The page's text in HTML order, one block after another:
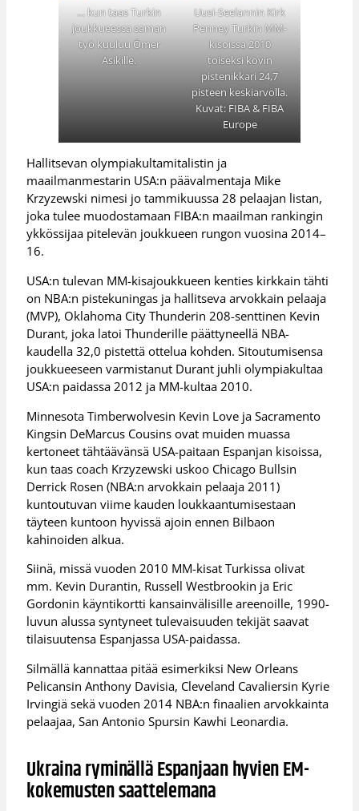
… kun taas Turkin
joukkueessa saman
työ kuuluu Ömer
Asikille.
Uusi-Seelannin Kirk
Penney Turkin MM-
kisoissa 2010
toiseksi kovin
pistenikkari 24,7
pisteen keskiarvolla.
Kuvat: FIBA & FIBA
Europe
Hallitsevan olympiakultamitalistin ja
maailmanmestarin USA:n päävalmentaja Mike
Krzyzewski nimesi jo tammikuussa 28 pelaajan listan,
joka tulee muodostamaan FIBA:n maailman rankingin
ykkössijaa pitelevän joukkueen rungon vuosina 2014–
16.
USA:n tulevan MM-kisajoukkueen kenties kirkkain tähti
on NBA:n pistekuningas ja hallitseva arvokkain pelaaja
(MVP), Oklahoma City Thunderin 208-senttinen Kevin
Durant, joka latoi Thunderille päättyneellä NBA-
kaudella 32,0 pistettä ottelua kohden. Sitoutumisensa
joukkueeseen varmistanut Durant juhli olympiakultaa
USA:n paidassa 2012 ja MM-kultaa 2010.
Minnesota Timberwolvesin Kevin Love ja Sacramento
Kingsin DeMarcus Cousins ovat muiden muassa
kertoneet tähtäävänsä USA-paitaan Espanjan kisoissa,
kun taas coach Krzyzewski uskoo Chicago Bullsin
Derrick Rosen (NBA:n arvokkain pelaaja 2011)
kuntoutuvan viime kauden loukkaantumisestaan
täyteen kuntoon hyvissä ajoin ennen Bilbaon
kahinoiden alkua.
Siinä, missä vuoden 2010 MM-kisat Turkissa olivat
mm. Kevin Durantin, Russell Westbrookin ja Eric
Gordonin käyntikortti kansainvälisille areenoille, 1990-
luvun alussa syntyneet tulevaisuuden tekijät saavat
tilaisuutensa Espanjassa USA-paidassa.
Silmällä kannattaa pitää esimerkiksi New Orleans
Pelicansin Anthony Davisia, Cleveland Cavaliersin Kyrie
Irvingiä sekä vuoden 2014 NBA:n finaalien arvokkainta
pelaajaa, San Antonio Spursin Kawhi Leonardia.
Ukraina ryminällä Espanjaan hyvien EM-
kokemusten saattelemana